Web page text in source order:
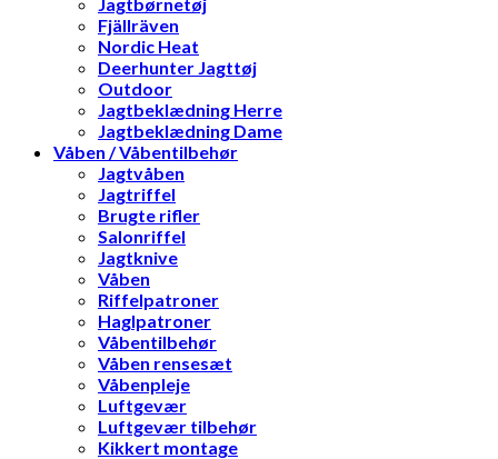
Jagtbørnetøj
Fjällräven
Nordic Heat
Deerhunter Jagttøj
Outdoor
Jagtbeklædning Herre
Jagtbeklædning Dame
Våben / Våbentilbehør
Jagtvåben
Jagtriffel
Brugte rifler
Salonriffel
Jagtknive
Våben
Riffelpatroner
Haglpatroner
Våbentilbehør
Våben rensesæt
Våbenpleje
Luftgevær
Luftgevær tilbehør
Kikkert montage